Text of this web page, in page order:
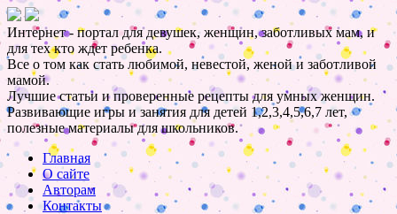
Интернет - портал для девушек, женщин, заботливых мам, и
для тех кто ждет ребенка.
Все о том как стать любимой, невестой, женой и заботливой
мамой.
Лучшие статьи и проверенные рецепты для умных женщин.
Развивающие игры и занятия для детей 1,2,3,4,5,6,7 лет,
полезные материалы для школьников.
Главная
О сайте
Авторам
Контакты